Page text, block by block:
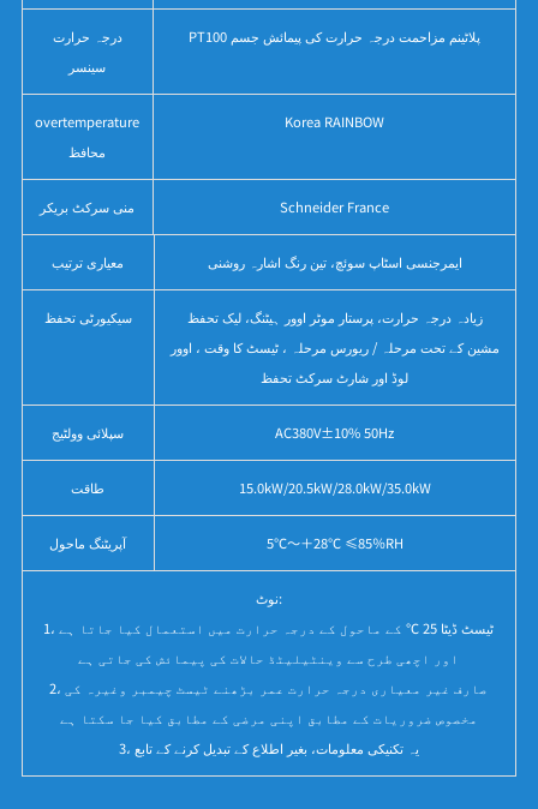
درجہ حرارت
سینسر
PT100 پلاٹینم مزاحمت درجہ حرارت کی پیمائش جسم
overtemperature
محافظ
Korea RAINBOW
منی سرکٹ بریکر Schneider France
معیاری ترتیب ایمرجنسی اسٹاپ سوئچ، تین رنگ اشارہ روشنی
سیکیورٹی تحفظ
زیادہ درجہ حرارت، پرستار موٹر اوور ہیٹنگ، لیک تحفظ
مشین کے تحت مرحلہ / ریورس مرحلہ ، ٹیسٹ کا وقت ، اوور
لوڈ اور شارٹ سرکٹ تحفظ
سپلائی وولٹیج AC380V±10% 50Hz
طاقت 15.0kW/20.5kW/28.0kW/35.0kW
آپریٹنگ ماحول 5℃～＋28℃ ≤85％RH
نوٹ:
1، ٹیسٹ ڈیٹا 25 ℃ کے ماحول کے درجہ حرارت میں استعمال کیا جاتا ہے
اور اچھی طرح سے وینٹیلیٹڈ حالات کی پیمائش کی جاتی ہے
2، صارف غیر معیاری درجہ حرارت عمر بڑھنے ٹیسٹ چیمبر وغیرہ کی
مخصوص ضروریات کے مطابق اپنی مرضی کے مطابق کیا جا سکتا ہے
3، یہ تکنیکی معلومات، بغیر اطلاع کے تبدیل کرنے کے تابع